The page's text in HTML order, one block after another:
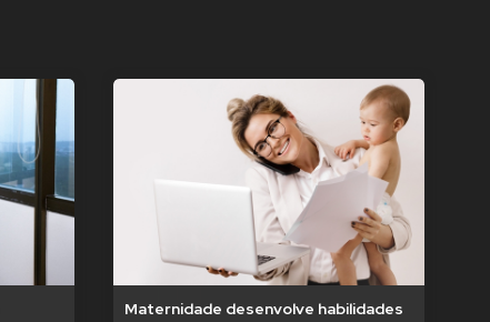
Maternidade desenvolve habilidades